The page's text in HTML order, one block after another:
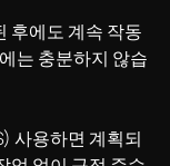
후에도 계속 작동
는 충분하지 않습
사용하면 계획되